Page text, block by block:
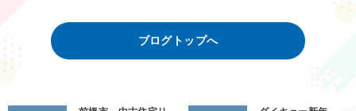
ブログトップへ